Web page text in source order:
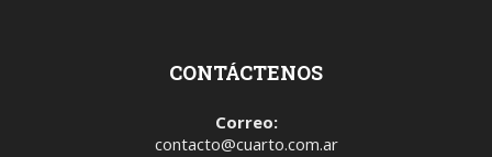
CONTÁCTENOS
Correo:
contacto@cuarto.com.ar